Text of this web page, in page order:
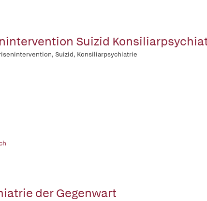
Suizid
Suizid, Konsiliarpsychiatrie
der Gegenwart